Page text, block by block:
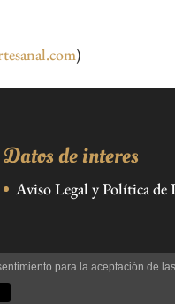
)
Datos de interes
Aviso Legal y Política de
para la aceptación de